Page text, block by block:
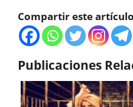
Compartir este artículo
Publicaciones